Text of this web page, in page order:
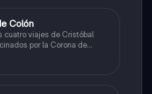
Colón
cuatro viajes de Cristóbal
por la Corona de
objetivos, rutas y